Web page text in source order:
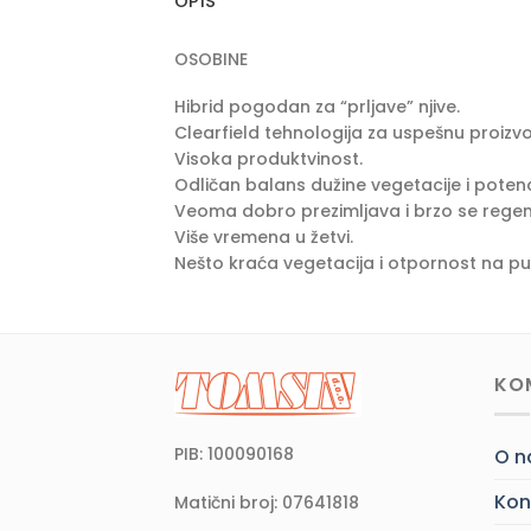
OSOBINE
Hibrid pogodan za “prljave” njive.
Clearfield tehnologija za uspešnu
Visoka produktvinost.
Odličan balans dužine vegetacije i
Veoma dobro prezimljava i brzo se
Više vremena u žetvi.
Nešto kraća vegetacija i otpornost na
PIB: 100090168
Matični broj: 07641818
O